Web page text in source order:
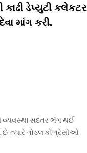
કાઢી ડેપ્યુટી કલેકટર
માંગ કરી.
વ્યવસ્થા સદંતર ભંગ થઈ
છે ત્યારે ગોંડલ કોંગ્રેસીઓ